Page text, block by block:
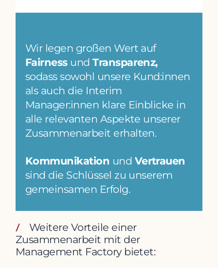
Wir legen großen Wert auf
Fairness undTransparenz,
sodass sowohl unsere Kund:innen
als auch die Interim
Manager:innen klare Einblicke in
alle relevanten Aspekte unserer
Zusammenarbeit erhalten.
Kommunikation und Vertrauen
sind die Schlüssel zu unserem
gemeinsamen Erfolg.
Weitere Vorteile einer
Zusammenarbeit mit der
Management Factory bietet: